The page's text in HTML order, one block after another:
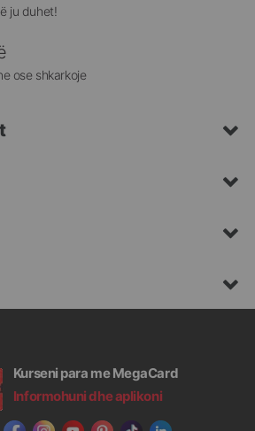
ju duhet!
ose shkarkoje
Kurseni para me MegaCard
Informohuni dhe aplikoni